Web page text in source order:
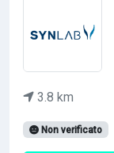
3.8 km
Non verificato